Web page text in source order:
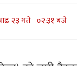
२३ गते ०२:३१ बजे